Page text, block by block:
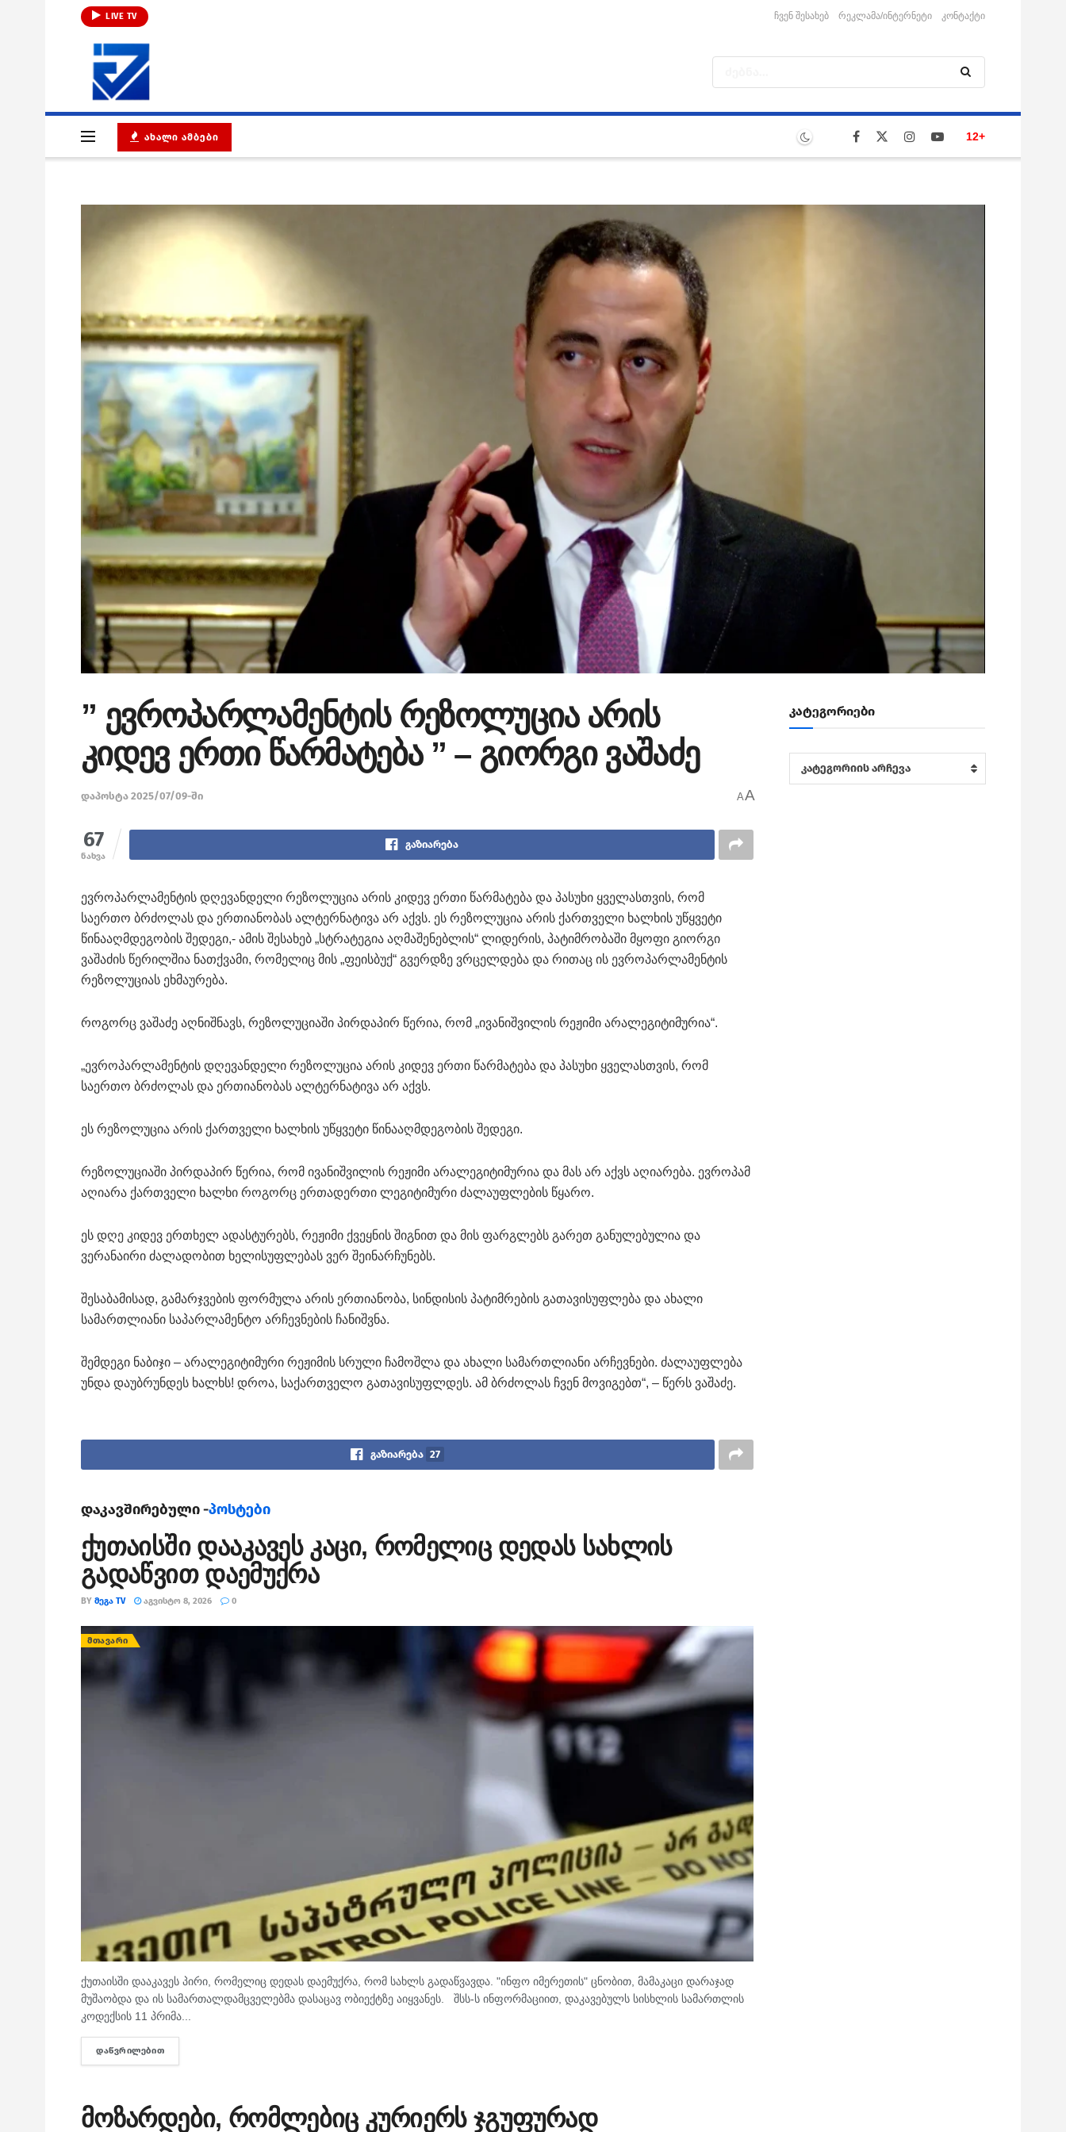
LIVE TV ჩვენ შესახებ რეკლამა/ინტერნეტი კონტაქტი
ᲐᲮᲐᲚᲘ ᲐᲛᲑᲔᲑᲘ 12+
” ევროპარლამენტის რეზოლუცია არის
კიდევ ერთი წარმატება ” – გიორგი ვაშაძე
დაპოსტა 2025/07/09-ში AA
67
ნახვა
გაზიარება
ევროპარლამენტის დღევანდელი რეზოლუცია არის კიდევ ერთი წარმატება და პასუხი ყველასთვის, რომ
საერთო ბრძოლას და ერთიანობას ალტერნატივა არ აქვს. ეს რეზოლუცია არის ქართველი ხალხის უწყვეტი
წინააღმდეგობის შედეგი,- ამის შესახებ „სტრატეგია აღმაშენებლის“ ლიდერის, პატიმრობაში მყოფი გიორგი
ვაშაძის წერილშია ნათქვამი, რომელიც მის „ფეისბუქ“ გვერდზე ვრცელდება და რითაც ის ევროპარლამენტის
რეზოლუციას ეხმაურება.
როგორც ვაშაძე აღნიშნავს, რეზოლუციაში პირდაპირ წერია, რომ „ივანიშვილის რეჟიმი არალეგიტიმურია“.
„ევროპარლამენტის დღევანდელი რეზოლუცია არის კიდევ ერთი წარმატება და პასუხი ყველასთვის, რომ
საერთო ბრძოლას და ერთიანობას ალტერნატივა არ აქვს.
ეს რეზოლუცია არის ქართველი ხალხის უწყვეტი წინააღმდეგობის შედეგი.
რეზოლუციაში პირდაპირ წერია, რომ ივანიშვილის რეჟიმი არალეგიტიმურია და მას არ აქვს აღიარება. ევროპამ
აღიარა ქართველი ხალხი როგორც ერთადერთი ლეგიტიმური ძალაუფლების წყარო.
ეს დღე კიდევ ერთხელ ადასტურებს, რეჟიმი ქვეყნის შიგნით და მის ფარგლებს გარეთ განულებულია და
ვერანაირი ძალადობით ხელისუფლებას ვერ შეინარჩუნებს.
შესაბამისად, გამარჯვების ფორმულა არის ერთიანობა, სინდისის პატიმრების გათავისუფლება და ახალი
სამართლიანი საპარლამენტო არჩევნების ჩანიშვნა.
შემდეგი ნაბიჯი – არალეგიტიმური რეჟიმის სრული ჩამოშლა და ახალი სამართლიანი არჩევნები. ძალაუფლება
უნდა დაუბრუნდეს ხალხს! დროა, საქართველო გათავისუფლდეს. ამ ბრძოლას ჩვენ მოვიგებთ“, – წერს ვაშაძე.
გაზიარება 27
დაკავშირებული -პოსტები
ქუთაისში დააკავეს კაცი, რომელიც დედას სახლის
გადაწვით დაემუქრა
BY ᲛᲔᲒᲐ TV ᲐᲒᲕᲘᲡᲢᲝ 8, 2026 0
ᲛᲗᲐᲕᲐᲠᲘ
ქუთაისში დააკავეს პირი, რომელიც დედას დაემუქრა, რომ სახლს გადაწვავდა. "ინფო იმერეთის" ცნობით, მამაკაცი დარაჯად
მუშაობდა და ის სამართალდამცველებმა დასაცავ ობიექტზე აიყვანეს. შსს-ს ინფორმაციით, დაკავებულს სისხლის სამართლის
კოდექსის 11 პრიმა...
ᲓᲐᲬᲕᲠᲘᲚᲔᲑᲘᲗ
მოზარდები, რომლებიც კურიერს ჯგუფურად
კატეგორიები
კატეგორიები
კატეგორიის არჩევა